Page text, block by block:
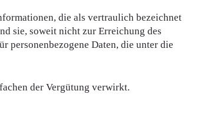
die als vertraulich bezeichnet
sie, soweit nicht zur Erreichung des
personenbezogene Daten, die unter die
der Vergütung verwirkt.